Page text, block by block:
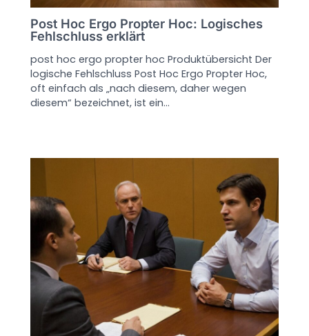
Post Hoc Ergo Propter Hoc: Logisches
Fehlschluss erklärt
post hoc ergo propter hoc Produktübersicht Der
logische Fehlschluss Post Hoc Ergo Propter Hoc,
oft einfach als „nach diesem, daher wegen
diesem“ bezeichnet, ist ein…